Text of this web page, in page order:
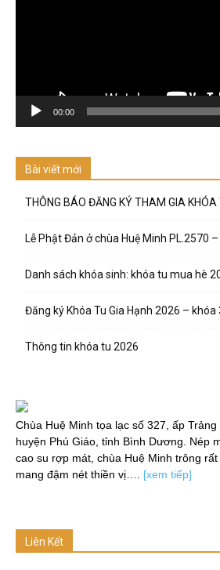
00:00
Bài viết mới
THÔNG BÁO ĐĂNG KÝ THAM GIA
Lễ Phật Đản ở chùa Huệ Minh PL.2570 –
Danh sách khóa sinh: khóa tu mua hè
Đăng ký Khóa Tu Gia Hạnh 2026 – khóa
Thông tin khóa tu 2026
Chùa Huệ Minh tọa lạc số 327, ấp Trảng
huyện Phú Giáo, tỉnh Bình Dương. Nép
cao su rợp mát, chùa Huệ Minh trông
mang đậm nét thiền vị…. [xem tiếp]
Liên Kết